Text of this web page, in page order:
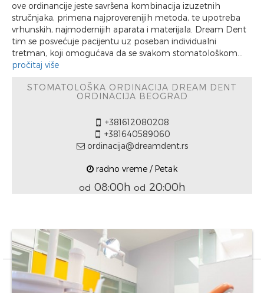
ove ordinancije jeste savršena kombinacija izuzetnih
stručnjaka, primena najproverenijih metoda, te upotreba
vrhunskih, najmodernijih aparata i materijala. Dream Dent
tim se posvećuje pacijentu uz poseban individualni
tretman, koji omogućava da se svakom stomatološkom...
pročitaj više
STOMATOLOŠKA ORDINACIJA DREAM DENT
ORDINACIJA BEOGRAD
+381612080208
+381640589060
ordinacija@dreamdent.rs
radno vreme / Petak
od 08:00h od 20:00h